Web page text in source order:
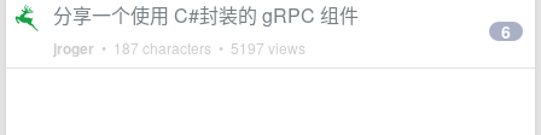
分享一个使用 C#封装的 gRPC 组件
jroger • 187 characters • 5197 views
6